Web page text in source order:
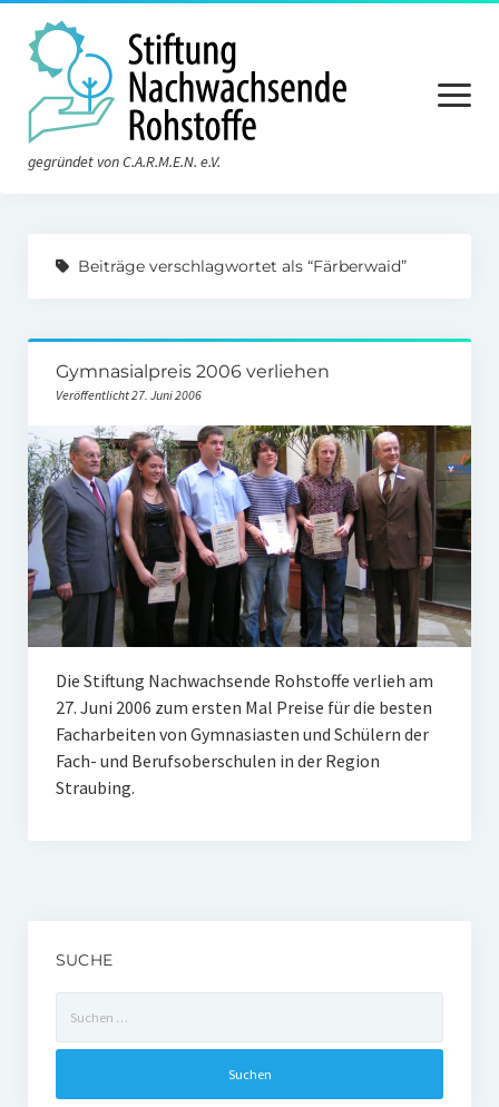
gegründet von C.A.R.M.E.N. e.V.
Menü
öffnen
Die Stiftung
Der Vorstand
Satzung
Unser Netzwerk
Unterstützen Sie uns
Datenschutz
Impressum und Disclaimer
Stipendien
Erfahrungsberichte
Gymnasialpreise
Ehemalige Stiftungs-Mitglieder
Hochschulpreis der Stiftung Nachwachsende Rohstoffe
Beiträge verschlagwortet als “Färberwaid”
Gymnasialpreis 2006 verliehen
Veröffentlicht 27. Juni 2006
Die Stiftung Nachwachsende Rohstoffe verlieh am
27. Juni 2006 zum ersten Mal Preise für die besten
Facharbeiten von Gymnasiasten und Schülern der
Fach- und Berufsoberschulen in der Region
Straubing.
SUCHE
nach: